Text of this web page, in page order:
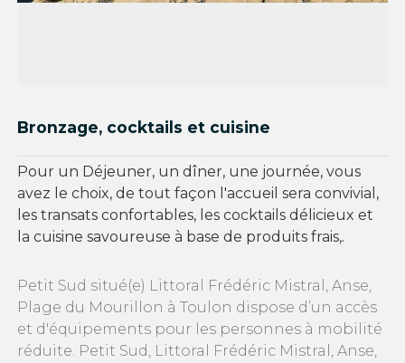
Bronzage, cocktails et cuisine
Pour un Déjeuner, un dîner, une journée, vous
avez le choix, de tout façon l'accueil sera convivial,
les transats confortables, les cocktails délicieux et
la cuisine savoureuse à base de produits frais,.
Petit Sud situé(e) Littoral Frédéric Mistral, Anse,
Plage du Mourillon à Toulon dispose d’un accès
et d'équipements pour les personnes à mobilité
réduite. Petit Sud, Littoral Frédéric Mistral, Anse,